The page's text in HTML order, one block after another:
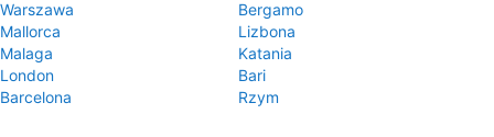
Warszawa
Bergamo
Mallorca
Lizbona
Malaga
Katania
London
Bari
Barcelona
Rzym